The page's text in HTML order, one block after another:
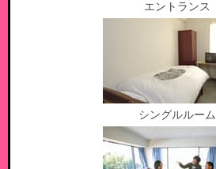
エントランス
シングルルーム